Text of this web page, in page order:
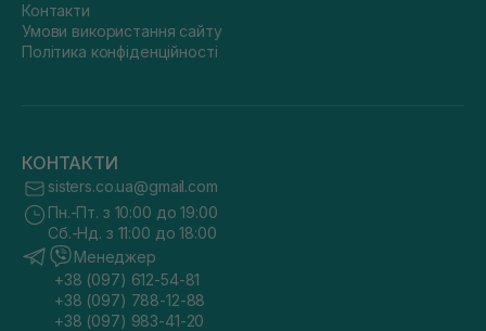
Контакти
Умови використання сайту
Політика конфіденційності
КОНТАКТИ
sisters.co.ua@gmail.com
Пн.-Пт. з 10:00 до 19:00
Сб.-Нд. з 11:00 до 18:00
Менеджер
+38 (097) 612-54-81
+38 (097) 788-12-88
+38 (097) 983-41-20